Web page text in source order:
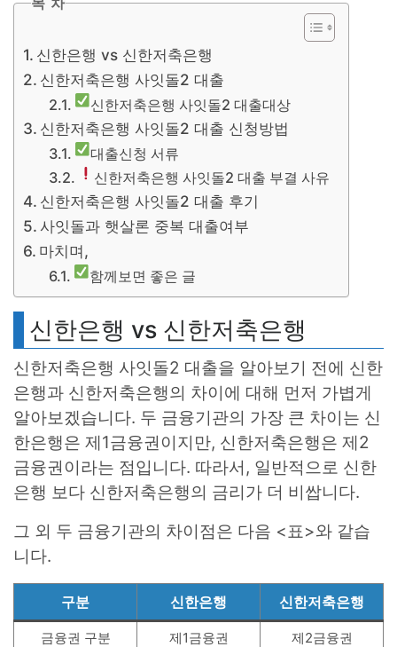
신한은행 vs 신한저축은행
신한저축은행 사잇돌2 대출
신한저축은행 사잇돌2 대출대상
신한저축은행 사잇돌2 대출 신청방법
대출신청 서류
신한저축은행 사잇돌2 대출 부결 사유
신한저축은행 사잇돌2 대출 후기
사잇돌과 햇살론 중복 대출여부
마치며,
함께보면 좋은 글
신한은행 vs 신한저축은행
신한저축은행 사잇돌2 대출을 알아보기 전에 신한
은행과 신한저축은행의 차이에 대해 먼저 가볍게
알아보겠습니다. 두 금융기관의 가장 큰 차이는 신
한은행은 제1금융권이지만, 신한저축은행은 제2
금융권이라는 점입니다. 따라서, 일반적으로 신한
은행 보다 신한저축은행의 금리가 더 비쌉니다.
그 외 두 금융기관의 차이점은 다음 <표>와 같습
니다.
구분 신한은행 신한저축은행
금융권 구분 제1금융권
제2금융권